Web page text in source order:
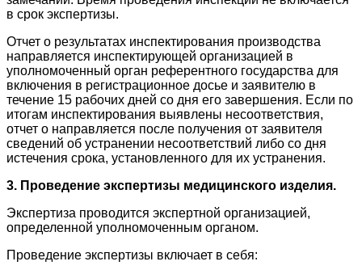
в срок экспертизы.
Отчет о результатах инспектирования производства
направляется инспектирующей организацией в
уполномоченный орган референтного государства для
включения в регистрационное досье и заявителю в
течение 15 рабочих дней со дня его завершения. Если по
итогам инспектирования выявлены несоответствия,
отчет о направляется после получения от заявителя
сведений об устранении несоответствий либо со дня
истечения срока, установленного для их устранения.
3. Проведение экспертизы медицинского изделия.
Экспертиза проводится экспертной организацией,
определенной уполномоченным органом.
Проведение экспертизы включает в себя: